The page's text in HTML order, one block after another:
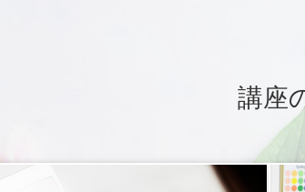
講座